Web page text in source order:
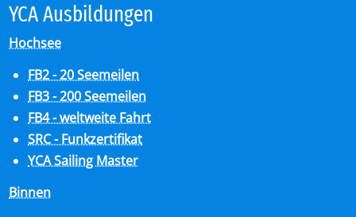
YCA Aus­bil­dun­gen
Hochsee
FB2 - 20 Seemeilen
FB3 - 200 Seemeilen
FB4 - weltweite Fahrt
SRC - Funkzertifikat
YCA Sailing Master
Binnen